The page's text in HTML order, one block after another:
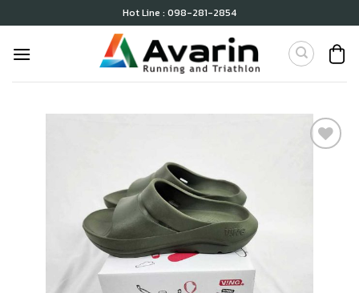
to
content
Hot Line : 098-281-2854